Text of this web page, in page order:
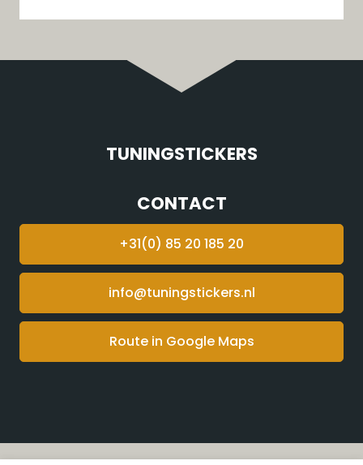
TUNINGSTICKERS
CONTACT
+31(0) 85 20 185 20
info@tuningstickers.nl
Route in Google Maps